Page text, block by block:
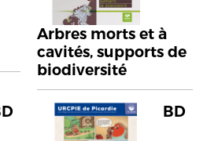
Arbres morts et à
cavités, supports de
biodiversité
BD